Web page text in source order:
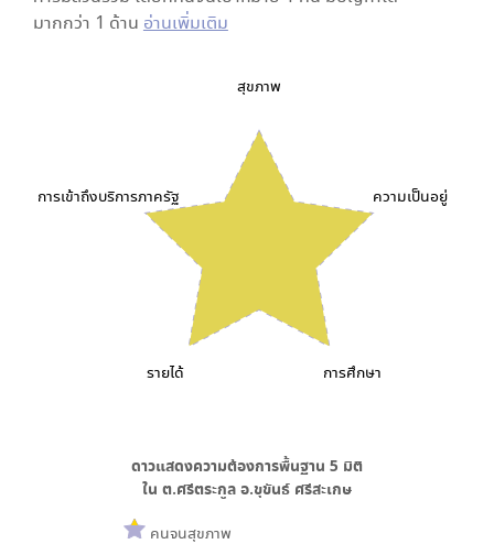
มากกว่า 1 ด้าน อ่านเพิ่มเติม
สุขภาพ
ความเป็นอยู่
การศึกษา
รายได้
การเข้าถึงบริการภาครัฐ
ดาวแสดงความต้องการพื้นฐาน 5 มิติ
ใน ต.ศรีตระกูล อ.ขุขันธ์ ศรีสะเกษ
คนจนสุขภาพ